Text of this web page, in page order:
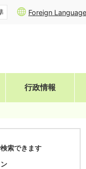
Foreign Language
行政情報
索できます